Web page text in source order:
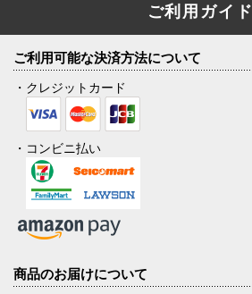
ご利用ガイド
ご利用可能な決済方法について
・クレジットカード
・コンビニ払い
商品のお届けについて